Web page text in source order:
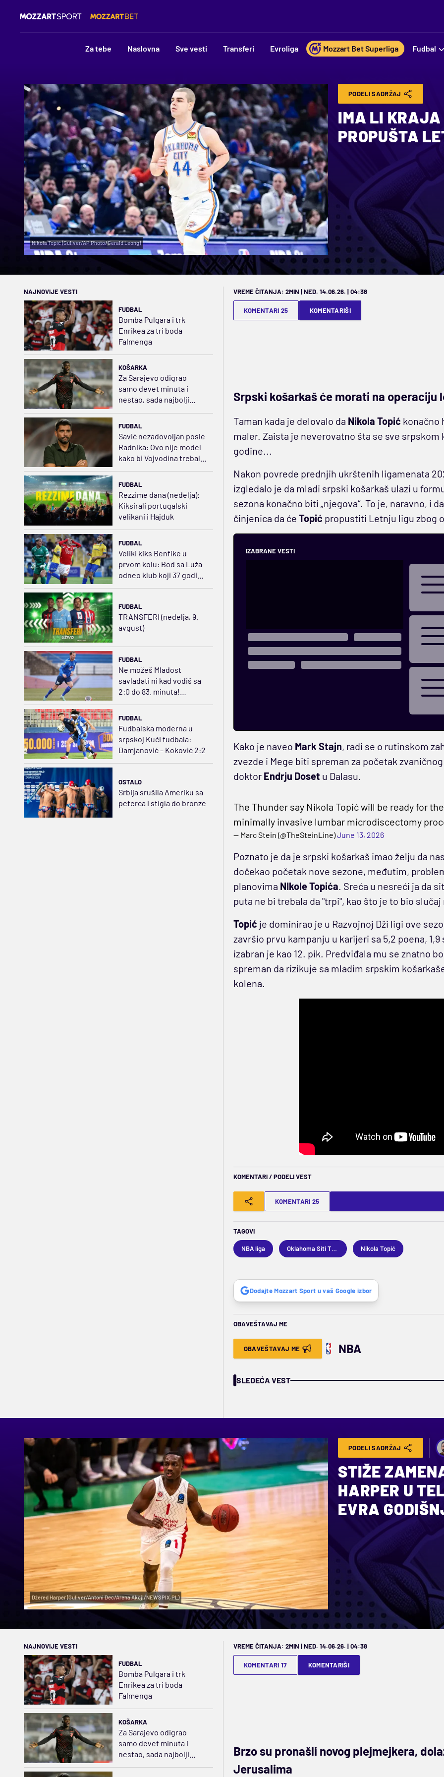
Za tebe Naslovna Sve vesti Transferi Evroliga Mozzart Bet Superliga Fudbal
Nikola Topić (Guliver/AP Photo/Gerald Leong)
PODELI SADRŽAJ
IMA LI KRAJA
PROPUŠTA
NAJNOVIJE VESTI
FUDBAL
Bomba Pulgara i trk
Enrikea za tri boda
Falmenga
KOŠARKA
Za Sarajevo odigrao
samo devet minuta i
nestao, sada najbolji
FUDBAL
Savić nezadovoljan posle
Radnika: Ovo nije model
kako bi Vojvodina trebalo
da izgleda
FUDBAL
Rezzime dana (nedelja):
Kiksirali portugalski
velikani i Hajduk
FUDBAL
Veliki kiks Benfike u
prvom kolu: Bod sa Luža
odneo klub koji 37 godina
FUDBAL
TRANSFERI (nedelja, 9.
avgust)
FUDBAL
Ne možeš Mladost
savladati ni kad vodiš sa
2:0 do 83. minuta!
Ćirković sprečio Čukin
FUDBAL
Fudbalska moderna u
srpskoj Kući fudbala:
Damjanović – Koković 2:2
OSTALO
Srbija srušila Ameriku sa
peterca i stigla do bronze
VREME ČITANJA: 2MIN | NED. 14.06.26. | 04:38
KOMENTARI 25 KOMENTARIŠI
Srpski košarkaš će morati na operaciju
Taman kada je delovalo da Nikola Topić konačno
maler. Zaista je neverovatno šta se sve
godine...
Nakon povrede prednjih ukrštenih ligamenata
izgledalo je da mladi srpski košarkaš ulazi u
sezona konačno biti „njegova“. To je, naravno, i
činjenica da će Topić propustiti Letnju ligu zbog
IZABRANE VESTI
Kako je naveo Mark Stajn, radi se o rutinskom
zvezde i Mege biti spreman za početak
doktorEndrju Doset u Dalasu.
The Thunder say Nikola Topić will be ready for
minimally invasive lumbar microdiscectomy
— Marc Stein (@TheSteinLine)June 13, 2026
Poznato je da je srpski košarkaš imao želju da
dočekao početak nove sezone, međutim,
planovima NIkole Topića. Sreća u nesreći ja da
puta ne bi trebala da "trpi", kao što je to bio
Topić je dominirao je u Razvojnoj Dži ligi ove
završio prvu kampanju u karijeri sa 5,2 poena,
izabran je kao 12. pik. Predviđala mu se znatno
spreman da rizikuje sa mladim srpskim
kolena.
KOMENTARI / PODELI VEST
KOMENTARI 25
TAGOVI
NBA liga Oklahoma Siti Tander Nikola Topić
Dodajte Mozzart Sport u vaš Google izbor
OBAVEŠTAVAJ ME
OBAVEŠTAVAJ ME NBA
SLEDEĆA VEST
Džered Harper (Guliver/Antoni Dec/Arena Akcji/NEWSPIX.PL)
PODELI SADRŽAJ
STIŽE
HARPER U
EVRA
NAJNOVIJE VESTI
FUDBAL
Bomba Pulgara i trk
Enrikea za tri boda
Falmenga
KOŠARKA
Za Sarajevo odigrao
samo devet minuta i
nestao, sada najbolji
VREME ČITANJA: 2MIN | NED. 14.06.26. | 04:38
KOMENTARI 17 KOMENTARIŠI
Brzo su pronašli novog plejmejkera,
Jerusalima